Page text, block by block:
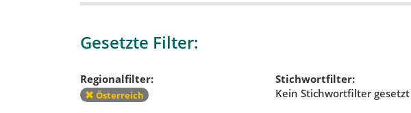
Gesetzte Filter:
Regionalfilter:
Österreich
Stichwortfilter:
Kein Stichwortfilter gesetzt